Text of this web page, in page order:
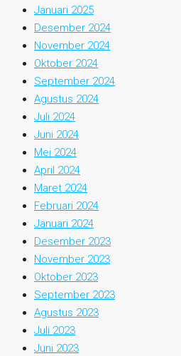
Januari 2025
Desember 2024
November 2024
Oktober 2024
September 2024
Agustus 2024
Juli 2024
Juni 2024
Mei 2024
April 2024
Maret 2024
Februari 2024
Januari 2024
Desember 2023
November 2023
Oktober 2023
September 2023
Agustus 2023
Juli 2023
Juni 2023